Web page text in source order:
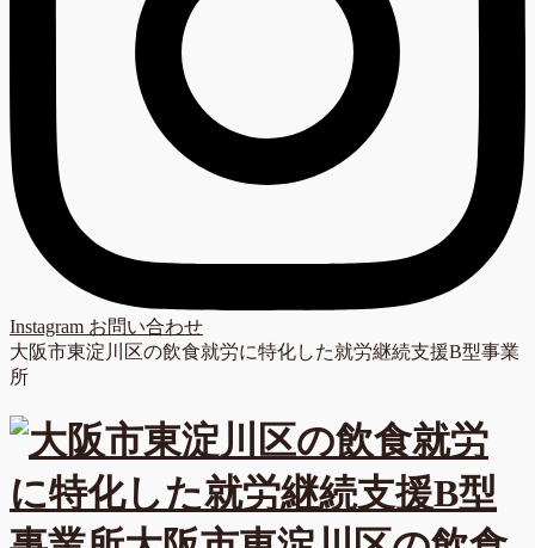
Instagram お問い合わせ
大阪市東淀川区の飲食就労に特化した就労継続支援B型事業
所